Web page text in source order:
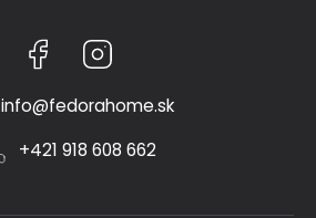
Facebook
info@fedorahome.sk
+421 918 608 662